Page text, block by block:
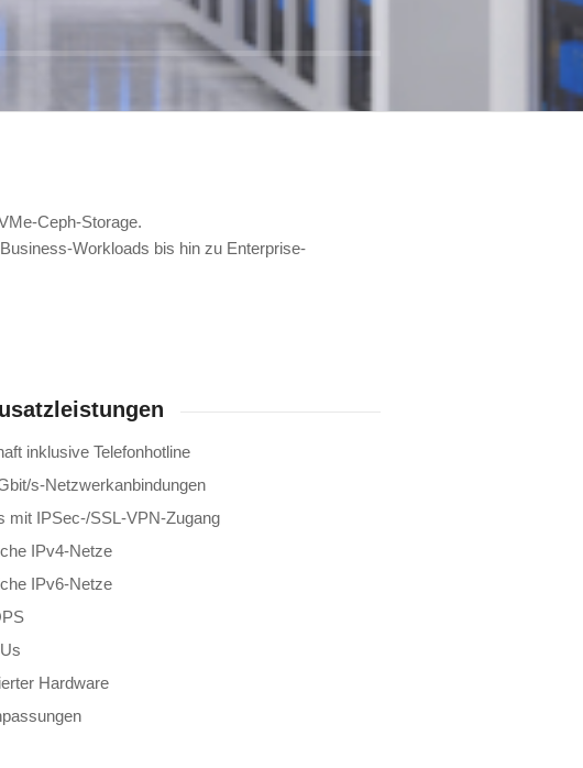
Ceph-Storage.
Workloads bis hin zu Enterprise-
inklusive Telefonhotline
s-Netzwerkanbindungen
mit IPSec-/SSL-VPN-Zugang
IPv4-Netze
IPv6-Netze
Hardware